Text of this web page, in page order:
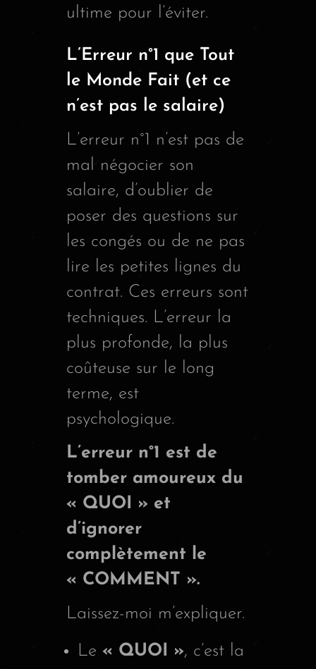
ultime pour l’éviter.
L’Erreur n°1 que Tout
le Monde Fait (et ce
n’est pas le salaire)
L’erreur n°1 n’est pas de
mal négocier son
salaire, d’oublier de
poser des questions sur
les congés ou de ne pas
lire les petites lignes du
contrat. Ces erreurs sont
techniques. L’erreur la
plus profonde, la plus
coûteuse sur le long
terme, est
psychologique.
L’erreur n°1 est de
tomber amoureux du
« QUOI » et
d’ignorer
complètement le
« COMMENT ».
Laissez-moi m’expliquer.
Le « QUOI », c’est la